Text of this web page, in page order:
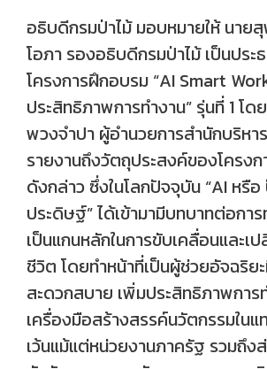
อธิบดีกรมป่าไม้ มอบหมายให้ นาย
โอภา รองอธิบดีกรมป่าไม้ เป็นประ
โครงการฝึกอบรม “AI Smart
ประสิทธิภาพการทำงาน” รุ่นที่ 1 โด
พวงจำปา ผู้อำนวยการสำนักบริหา
รายงานถึงวัตถุประสงค์ของโครง
ดังกล่าว ซึ่งในโลกปัจจุบัน “AI ห
ประดิษฐ์” ได้เข้ามามีบทบาทต่อกา
เป็นแกนหลักในการขับเคลื่อนและเ
ชีวิต โดยทำหน้าที่เป็นผู้ช่วยอัจฉริย
สะดวกสบาย เพิ่มประสิทธิภาพการ
เครื่องมือสร้างสรรค์นวัตกรรมในแ
เว้นแม้แต่หน่วยงานภาครัฐ รวมถึง